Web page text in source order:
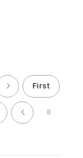
First
8